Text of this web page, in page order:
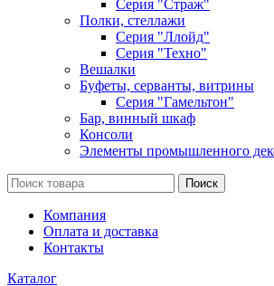
Серия "Страж"
Полки, стеллажи
Серия "Ллойд"
Серия "Техно"
Вешалки
Буфеты, серванты, витрины
Серия "Гамельтон"
Бар, винный шкаф
Консоли
Элементы промышленного
Поиск
Компания
Оплата и доставка
Контакты
Каталог